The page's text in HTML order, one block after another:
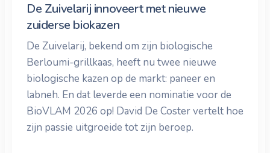
De Zuivelarij innoveert met nieuwe
zuiderse biokazen
De Zuivelarij, bekend om zijn biologische
Berloumi-grillkaas, heeft nu twee nieuwe
biologische kazen op de markt: paneer en
labneh. En dat leverde een nominatie voor de
BioVLAM 2026 op! David De Coster vertelt hoe
zijn passie uitgroeide tot zijn beroep.